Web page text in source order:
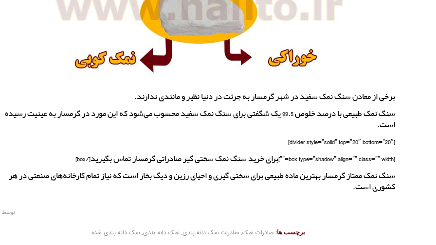
برخی از معادن سنگ نمک سفید در شهر گرمسار به جرئت در دنیا نظیر و مانندی ندارند.
سنگ نمک طبیعی با درصد خلوص 99.5 یک شگفتی برای سنگ نمک سفید محسوب می‌شود که این مورد در گرمسار به عینیت رسیده
است.
[divider style=”solid” top=”20″ bottom=”20″]
[box type=”shadow” align=”” class=”” width=””]برای خرید سنگ نمک سختی گیر صادراتی گرمسار تماس بگیرید[/box]
سنگ نمک ممتاز گرمسار بهترین ماده طبیعی برای سختی گیری و احیای رزین و دیگ بخار است که نیاز تمام کارخانه‌های صنعتی در هر
کشوری است.
توسط
برچسب ها: صادرات نمک, صادرات نمک دانه بندی, نمک دانه بندی, نمک دانه بندی شده